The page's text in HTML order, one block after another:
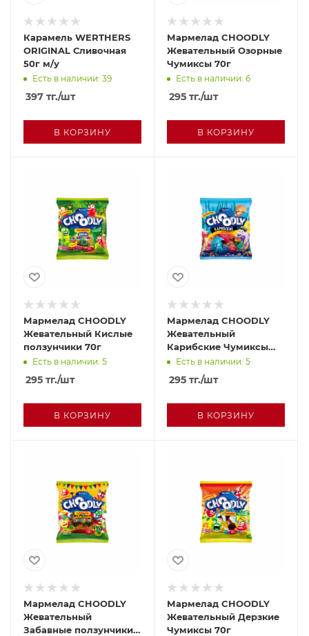
Карамель WERTHERS
ORIGINAL Сливочная
50г м/у
Есть в наличии: 39
397 тг./шт
В КОРЗИНУ
Мармелад CHOODLY
Жевательный Озорные
Чумиксы 70г
Есть в наличии: 6
295 тг./шт
В КОРЗИНУ
Мармелад CHOODLY
Жевательный Кислые
ползунчики 70г
Есть в наличии: 5
295 тг./шт
В КОРЗИНУ
Мармелад CHOODLY
Жевательный
Карибские Чумиксы
70гЕсть в наличии: 5
295 тг./шт
В КОРЗИНУ
Мармелад CHOODLY
Жевательный
Забавные ползунчики
Мармелад CHOODLY
Жевательный Дерзкие
Чумиксы 70г